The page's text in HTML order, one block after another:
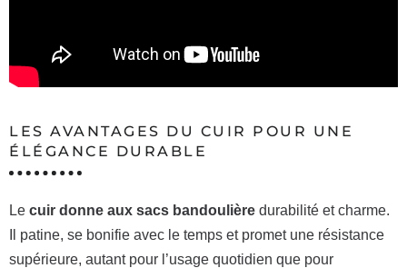
LES AVANTAGES DU CUIR POUR UNE
ÉLÉGANCE DURABLE
Le cuir donne aux sacs bandoulière durabilité et charme.
Il patine, se bonifie avec le temps et promet une résistance
supérieure, autant pour l’usage quotidien que pour